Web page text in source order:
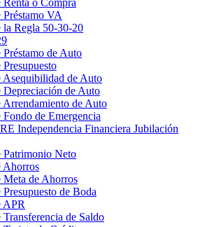
VA
la Regla 50-30-20
de Auto
Asequibilidad de Auto
Depreciación de Auto
Arrendamiento de Auto
de Emergencia
Independencia Financiera Jubilación
Patrimonio Neto
Ahorros
Meta de Ahorros
de Boda
APR
de Saldo